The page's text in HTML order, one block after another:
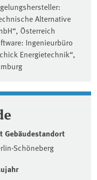
Alternative
Österreich
Ingenieurbüro
Energietechnik“,
Gebäudestandort
Schöneberg